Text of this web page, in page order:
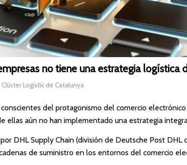
no tiene una estrategia logística
Clúster Logístic de Catalunya
del protagonismo del comercio
ellas aún no han implementado una estrategia
DHL Supply Chain (división de Deutsche Post DHL
de suministro en los entornos del comercio